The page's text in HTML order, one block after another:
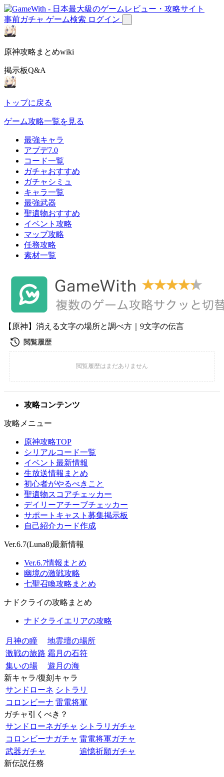
事前ガチャ ゲーム検索 ログイン
原神攻略まとめwiki
掲示板Q&A
トップに戻る
ゲーム攻略一覧を見る
最強キャラ
アプデ7.0
コード一覧
ガチャおすすめ
ガチャシミュ
キャラ一覧
最強武器
聖遺物おすすめ
イベント攻略
マップ攻略
任務攻略
素材一覧
【原神】消える文字の場所と調べ方｜9文字の伝言
攻略コンテンツ
攻略メニュー
原神攻略TOP
シリアルコード一覧
イベント最新情報
生放送情報まとめ
初心者がやるべきこと
聖遺物スコアチェッカー
デイリーアチーブチェッカー
サポートキャスト募集掲示板
自己紹介カード作成
Ver.6.7(Luna8)最新情報
Ver.6.7情報まとめ
幽境の激戦攻略
七聖召喚攻略まとめ
ナドクライの攻略まとめ
ナドクライエリアの攻略
月神の瞳
地霊壇の場所
激戦の旅路 霜月の石符
集いの場
遊月の海
新キャラ/復刻キャラ
サンドローネ シトラリ
コロンビーナ 雷電将軍
ガチャ引くべき？
サンドローネガチャ シトラリガチャ
コロンビーナガチャ 雷電将軍ガチャ
武器ガチャ
追憶祈願ガチャ
新伝説任務